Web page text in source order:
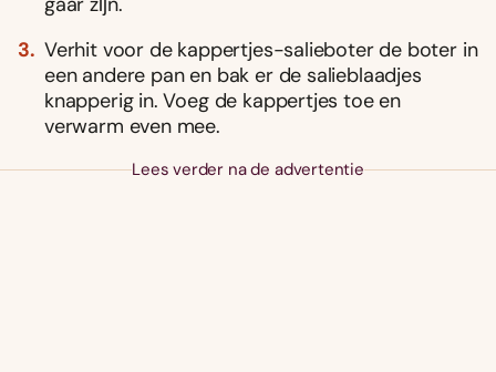
Verhit voor de kappertjes-salieboter de boter in
een andere pan en bak er de salieblaadjes
knapperig in. Voeg de kappertjes toe en
verwarm even mee.
Lees verder na de advertentie